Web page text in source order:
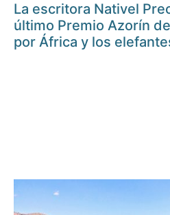
La escritora Nativel
último Premio Azorín
por África y los